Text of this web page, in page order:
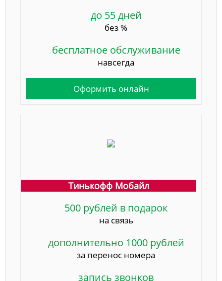
до 55 дней
без %
бесплатное обслуживание
навсегда
Оформить онлайн
Тинькофф Мобайл
500 рублей в подарок
на связь
дополнительно 1000 рублей
за перенос номера
запись звонков